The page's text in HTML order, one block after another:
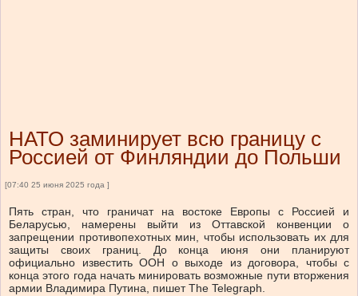
НАТО заминирует всю границу с
Россией от Финляндии до Польши
[07:40 25 июня 2025 года ]
Пять стран, что граничат на востоке Европы с Россией и
Беларусью, намерены выйти из Оттавской конвенции о
запрещении противопехотных мин, чтобы использовать их для
защиты своих границ. До конца июня они планируют
официально известить ООН о выходе из договора, чтобы с
конца этого года начать минировать возможные пути вторжения
армии Владимира Путина, пишет The Telegraph.